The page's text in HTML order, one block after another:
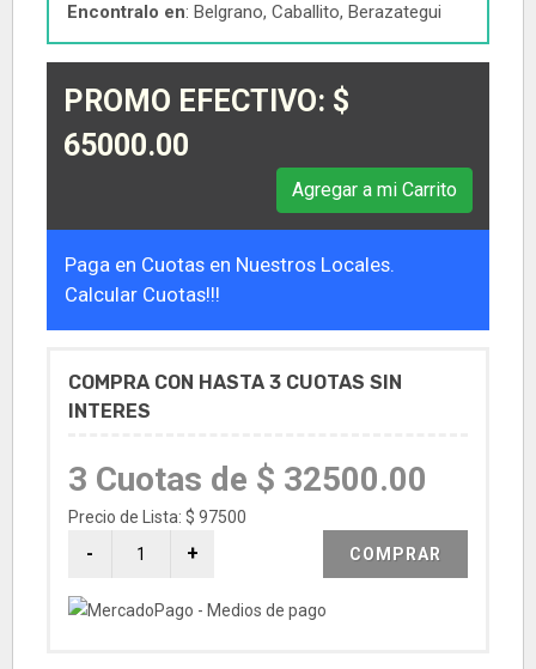
Encontralo en: Belgrano, Caballito, Berazategui
PROMO EFECTIVO: $
65000.00
Agregar a mi Carrito
Paga en Cuotas en Nuestros Locales.
Calcular Cuotas!!!
COMPRA CON HASTA 3 CUOTAS SIN
INTERES
3 Cuotas de $ 32500.00
Precio de Lista: $ 97500
COMPRAR